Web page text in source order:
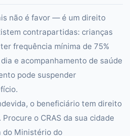
não é favor — é um direito
contrapartidas: crianças
frequência mínima de 75%
e acompanhamento de saúde
pode suspender
o beneficiário tem direito
o CRAS da sua cidade
do Ministério do